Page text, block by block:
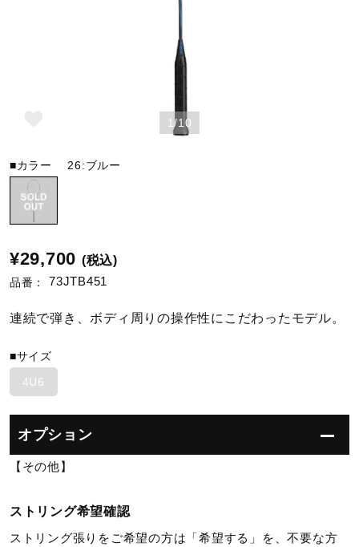
バドミントン
柔道
1/10
■カラー26:ブルー
¥29,700 (税込)
品番： 73JTB451
連続で弾き、ボディ周りの操作性にこだわったモデル。
■サイズ
4U6
オプション
【その他】
ストリング希望確認
ストリング張りをご希望の方は「希望する」を、不要な方